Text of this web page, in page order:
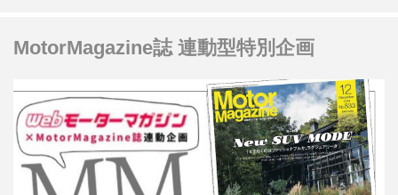
MotorMagazine誌 連動型特別企画